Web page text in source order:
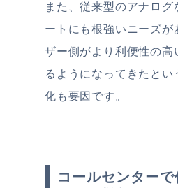
また、従来型のアナログ
ートにも根強いニーズが
ザー側がより利便性の高
るようになってきたとい
化も要因です。
コールセンター